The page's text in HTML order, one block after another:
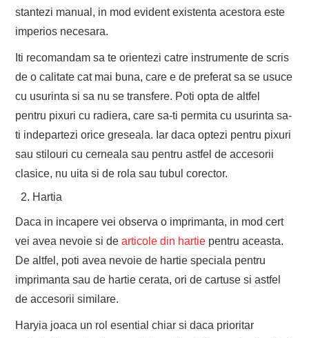
stantezi manual, in mod evident existenta acestora este
imperios necesara.
Iti recomandam sa te orientezi catre instrumente de scris
de o calitate cat mai buna, care e de preferat sa se usuce
cu usurinta si sa nu se transfere. Poti opta de altfel
pentru pixuri cu radiera, care sa-ti permita cu usurinta sa-
ti indepartezi orice greseala. Iar daca optezi pentru pixuri
sau stilouri cu cerneala sau pentru astfel de accesorii
clasice, nu uita si de rola sau tubul corector.
Hartia
Daca in incapere vei observa o imprimanta, in mod cert
vei avea nevoie si dearticole din hartie pentru aceasta.
De altfel, poti avea nevoie de hartie speciala pentru
imprimanta sau de hartie cerata, ori de cartuse si astfel
de accesorii similare.
Haryia joaca un rol esential chiar si daca prioritar